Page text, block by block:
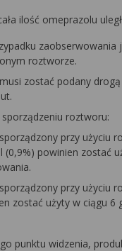
ilość omeprazolu
zaobserwowania
roztworze.
zostać podany
roztworu:
przy użyciu
powinien zostać
przy użyciu
zostać użyty w ciągu 6
punktu widzenia,